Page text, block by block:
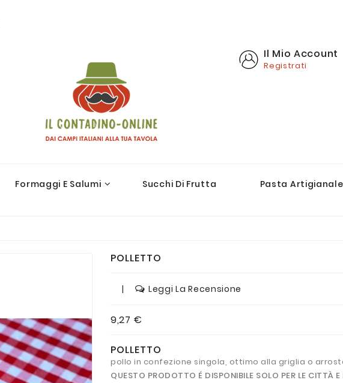
Il Mio Account
Registrati
Formaggi E Salumi Succhi Di Frutta Pasta Artigianale
POLLETTO
| Leggi La Recensione
9,27 €
POLLETTO
pollo in confezione singola, ottimo alla griglia o
QUESTO PRODOTTO É DISPONIBILE SOLO PER LE CITTÀ